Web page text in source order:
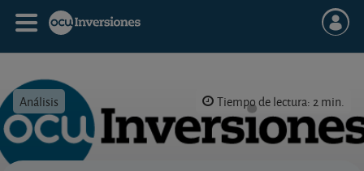
Análisis Tiempo de lectura: 2 min.